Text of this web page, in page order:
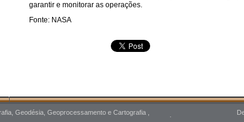
garantir e monitorar as operações.
Fonte: NASA
Geodésia, Geoprocessamento e Cartografia ,